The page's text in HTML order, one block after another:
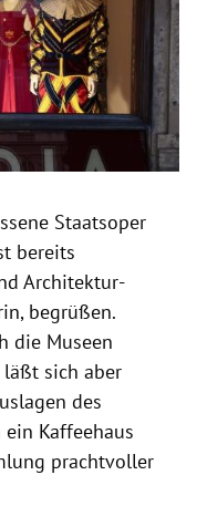
Staatsoper
bereits
Architektur-
begrüßen.
die Museen
sich aber
des
Kaffeehaus
prachtvoller